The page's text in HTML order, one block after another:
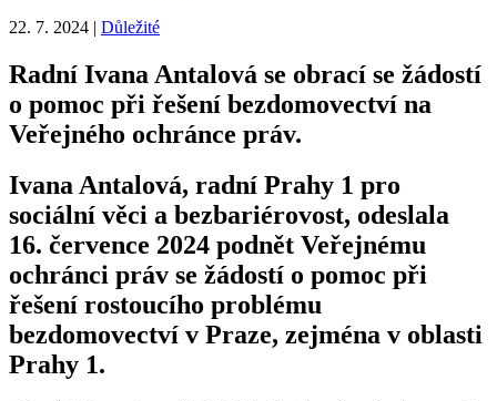
22. 7. 2024 | Důležité
Radní Ivana Antalová se obrací se žádostí
o pomoc při řešení bezdomovectví na
Veřejného ochránce práv.
Ivana Antalová, radní Prahy 1 pro
sociální věci a bezbariérovost, odeslala
16. července 2024 podnět Veřejnému
ochránci práv se žádostí o pomoc při
řešení rostoucího problému
bezdomovectví v Praze, zejména v oblasti
Prahy 1.